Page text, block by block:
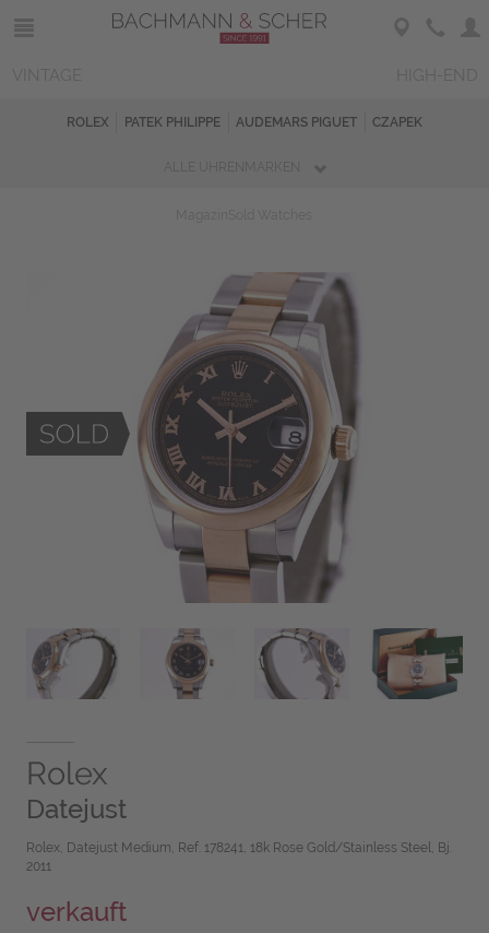
ROLEX PATEK PHILIPPE AUDEMARS PIGUET CZAPEK
Rolex
Datejust
Rolex, Datejust Medium, Ref. 178241, 18k Rose Gold/Stainless Steel, Bj.
2011
verkauft